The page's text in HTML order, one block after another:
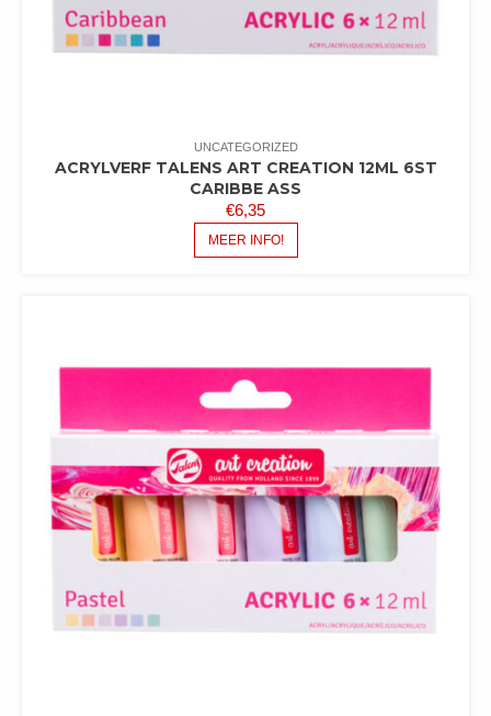
UNCATEGORIZED
ACRYLVERF TALENS ART CREATION 12ML 6ST
CARIBBE ASS
€6,35
MEER INFO!